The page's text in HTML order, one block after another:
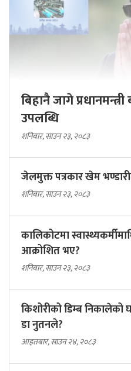
बिहानै जागे
उपलब्धि
शनिबार, साउन २३, २०८३
जेलमुक्त पत्रकार खेम
शनिबार, साउन २३, २०८३
कालिकोटमा
आक्रोशित भए?
शनिबार, साउन २३, २०८३
किशोरीको डिम्ब निकालेको
डा नुतनले?
आइतबार, साउन २४, २०८३